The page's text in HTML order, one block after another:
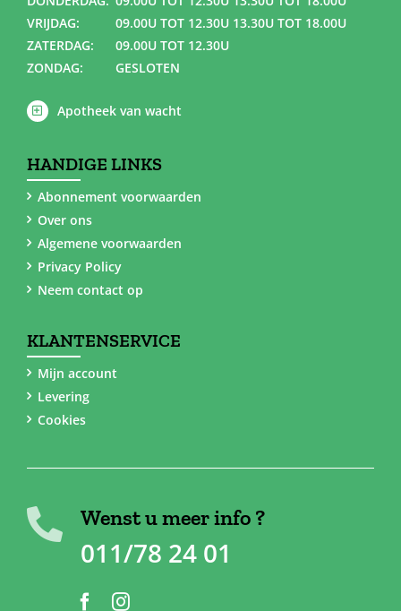
VRIJDAG:
09.00U TOT 12.30U 13.30U TOT 18.00U
ZATERDAG:
09.00U TOT 12.30U
ZONDAG:
GESLOTEN
Apotheek van wacht
HANDIGE LINKS
Abonnement voorwaarden
Over ons
Algemene voorwaarden
Privacy Policy
Neem contact op
KLANTENSERVICE
Mijn account
Levering
Cookies
Wenst u meer info ?
011/78 24 01